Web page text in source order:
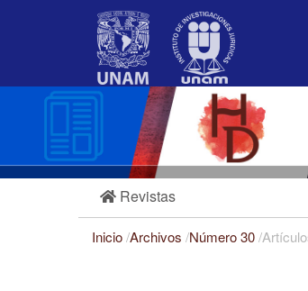
Barra
Revistas
Inicio/Archivos /Número 30/